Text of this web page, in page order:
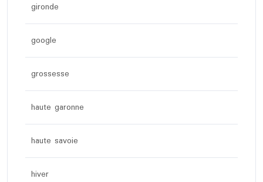
gironde
google
grossesse
haute garonne
haute savoie
hiver